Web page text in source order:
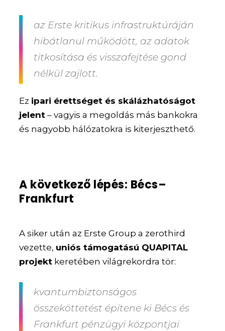
az Erste kritikus infrastruktúráján
hibátlanul működött, az adatok
titkosítása és visszafejtése gond
nélkül zajlott.
Ez ipari érettséget és skálázhatóságot
jelent – vagyis a megoldás más bankokra
és nagyobb hálózatokra is kiterjeszthető.
A következő lépés: Bécs–
Frankfurt
A siker után az Erste Group a zerothird
vezette, uniós támogatású QUAPITAL
projekt keretében világrekordra tör:
kvantumbiztonságos
összeköttetést építene ki Bécs és
Frankfurt pénzügyi központjai